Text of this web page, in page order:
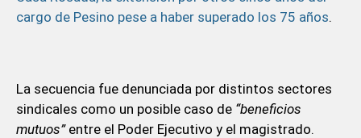
cargo de Pesino pese a haber superado los 75 años.
La secuencia fue denunciada por distintos sectores
sindicales como un posible caso de “beneficios
mutuos”entre el Poder Ejecutivo y el magistrado.